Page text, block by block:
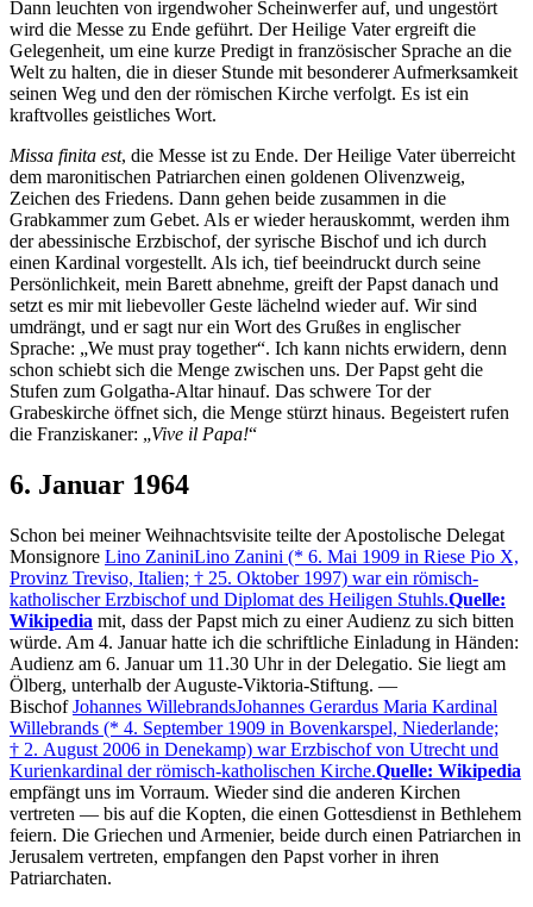
Dann leuchten von irgendwoher Scheinwerfer auf, und ungestört
wird die Messe zu Ende geführt. Der Heilige Vater ergreift die
Gelegenheit, um eine kurze Predigt in französischer Sprache an die
Welt zu halten, die in dieser Stunde mit besonderer Aufmerksamkeit
seinen Weg und den der römischen Kirche verfolgt. Es ist ein
kraftvolles geistliches Wort.
Missa finita est, die Messe ist zu Ende. Der Heilige Vater überreicht
dem maronitischen Patriarchen einen goldenen Olivenzweig,
Zeichen des Friedens. Dann gehen beide zusammen in die
Grabkammer zum Gebet. Als er wieder herauskommt, werden ihm
der abessinische Erzbischof, der syrische Bischof und ich durch
einen Kardinal vorgestellt. Als ich, tief beeindruckt durch seine
Persönlichkeit, mein Barett abnehme, greift der Papst danach und
setzt es mir mit liebevoller Geste lächelnd wieder auf. Wir sind
umdrängt, und er sagt nur ein Wort des Grußes in englischer
Sprache:
We must pray together . Ich kann nichts erwidern, denn
schon schiebt sich die Menge zwischen uns. Der Papst geht die
Stufen zum Golgatha-Altar hinauf. Das schwere Tor der
Grabeskirche öffnet sich, die Menge stürzt hinaus. Begeistert rufen
die Franziskaner:
Vive il Papa!
6. Januar 1964
Schon bei meiner Weihnachtsvisite teilte der Apostolische Delegat
Monsignore Lino ZaniniLino Zanini (* 6. Mai 1909 in Riese Pio X,
Provinz Treviso, Italien; † 25. Oktober 1997) war ein römisch-
katholischer Erzbischof und Diplomat des Heiligen Stuhls.Quelle:
Wikipedia mit, dass der Papst mich zu einer Audienz zu sich bitten
würde. Am 4. Januar hatte ich die schriftliche Einladung in Händen:
Audienz am 6. Januar um 11.30 Uhr in der Delegatio. Sie liegt am
Ölberg, unterhalb der Auguste-Viktoria-Stiftung. —
BischofJohannes WillebrandsJohannes Gerardus Maria Kardinal
Willebrands (* 4. September 1909 in Bovenkarspel, Niederlande;
† 2. August 2006 in Denekamp) war Erzbischof von Utrecht und
Kurienkardinal der römisch-katholischen Kirche.Quelle: Wikipedia
empfängt uns im Vorraum. Wieder sind die anderen Kirchen
vertreten — bis auf die Kopten, die einen Gottesdienst in Bethlehem
feiern. Die Griechen und Armenier, beide durch einen Patriarchen in
Jerusalem vertreten, empfangen den Papst vorher in ihren
Patriarchaten.